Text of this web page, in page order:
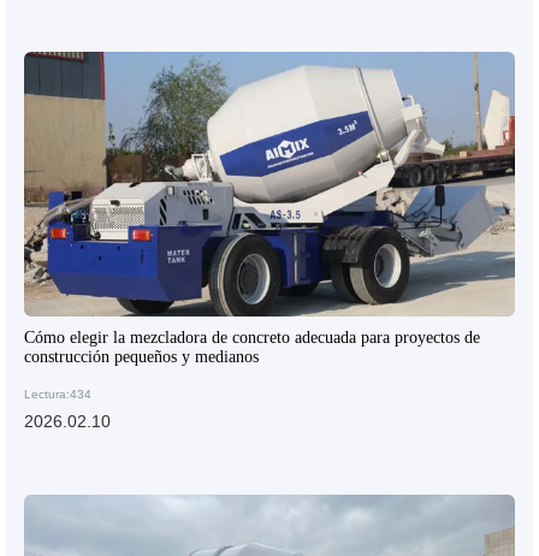
Cómo elegir la mezcladora de concreto adecuada para proyectos de
construcción pequeños y medianos
Lectura:434
2026.02.10